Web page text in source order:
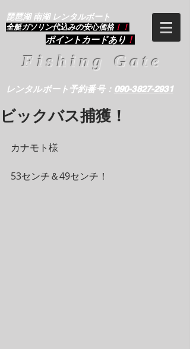
琵琶湖 南湖 レンタルボート
​全艇ガソリン代込みの安心価格 ！！
ポイントカードあり ！
Fishing Gate
レンタルボート予約番号： 090-3827-2931
ビックバス捕獲！
カナモト様
53センチ＆49センチ！